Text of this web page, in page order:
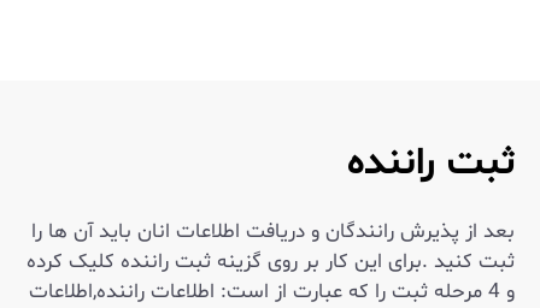
ثبت راننده
بعد از پذیرش رانندگان و دریافت اطلاعات انان باید آن ها را
ثبت کنید .برای این کار بر روی گزینه ثبت راننده کلیک کرده
و 4 مرحله ثبت را که عبارت از است: اطلاعات راننده,اطلاعات